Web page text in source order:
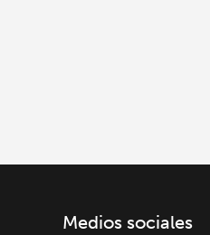
Medios sociales